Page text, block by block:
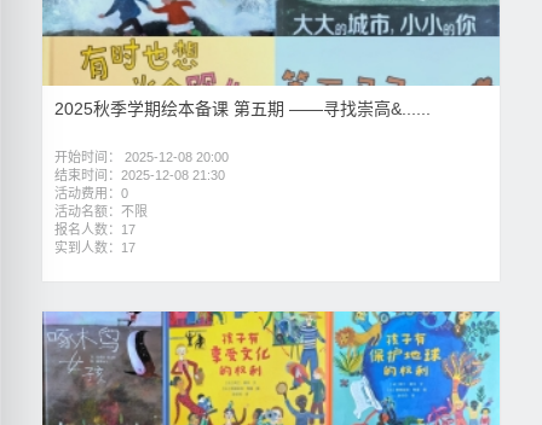
2025秋季学期绘本备课 第五期 ——寻找崇高&......
开始时间： 2025-12-08 20:00
结束时间：2025-12-08 21:30
活动费用：0
活动名额：不限
报名人数：17
实到人数：17